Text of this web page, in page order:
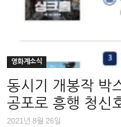
영화계소식
동시기 개봉작 박
공포로 흥행 청신
2021년 8월 26일